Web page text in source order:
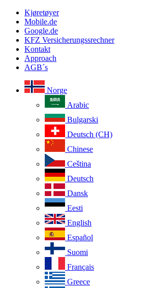
Kjøretøyer
Mobile.de
Google.de
KFZ Versicherungssrechner
Kontakt
Approach
AGB´s
Norge
Arabic
Bulgarski
Deutsch (CH)
Chinese
Ceština
Deutsch
Dansk
Eesti
English
Español
Suomi
Français
Greece